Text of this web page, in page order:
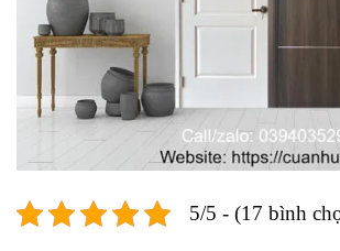
5/5 - (17 bình